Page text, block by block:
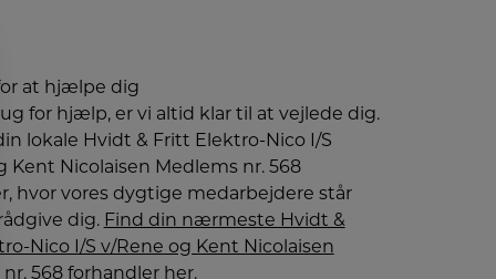
for at hjælpe dig
for hjælp, er vi altid klar til at vejlede dig.
lokale Hvidt & Fritt Elektro-Nico I/S
Kent Nicolaisen Medlems nr. 568
hvor vores dygtige medarbejdere står
dig. Find din nærmeste Hvidt &
Nico I/S v/Rene og Kent Nicolaisen
nr. 568 forhandler her.